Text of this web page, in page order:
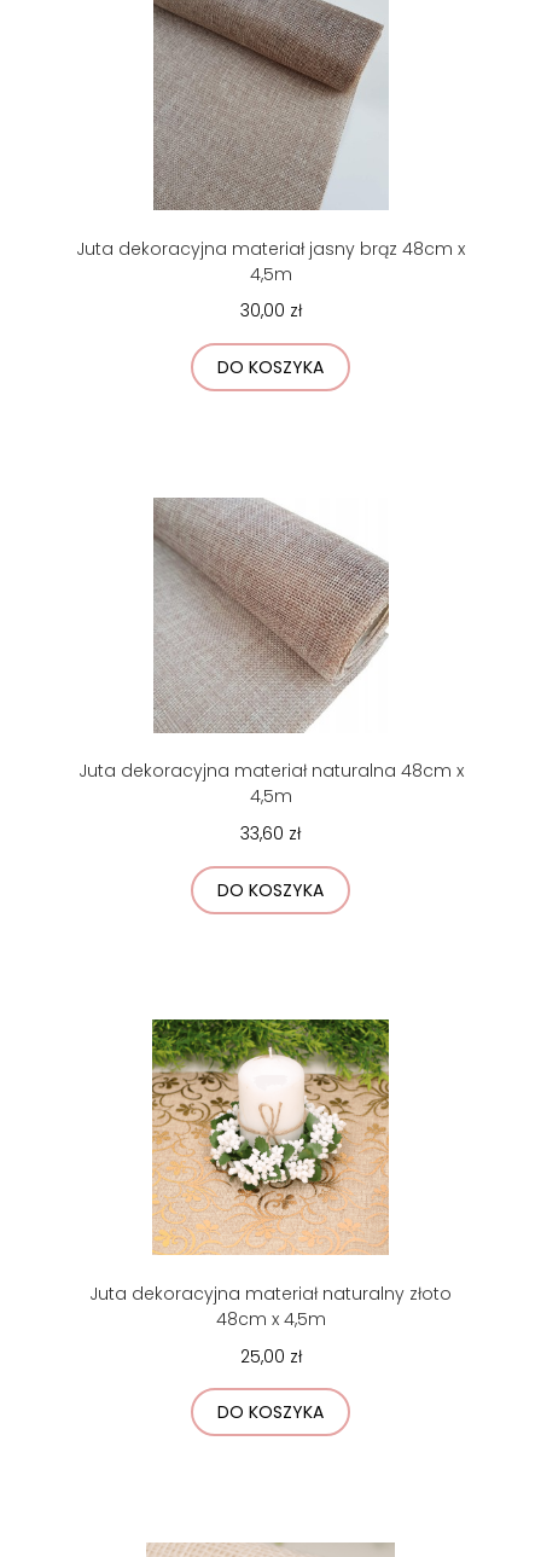
Juta dekoracyjna materiał jasny brąz 48cm x
4,5m
30,00 zł
DO KOSZYKA
Juta dekoracyjna materiał naturalna 48cm x
4,5m
33,60 zł
DO KOSZYKA
Juta dekoracyjna materiał naturalny złoto
48cm x 4,5m
25,00 zł
DO KOSZYKA